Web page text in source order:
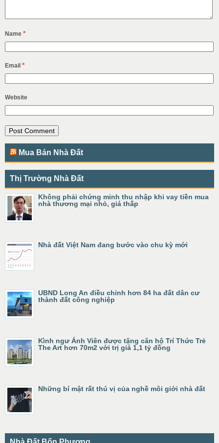
Name *
Email *
Website
Mua Bán Nhà Đất
Thị Trường Nhà Đất
Không phải chứng minh thu nhập khi vay tiền mua
nhà thương mại nhỏ, giá thấp
Nhà đất Việt Nam đang bước vào chu kỳ mới
UBND Long An điều chỉnh hơn 84 ha đất dân cư
thành đất công nghiệp
Kình ngư Ánh Viên được tặng căn hộ Trí Thức Trẻ
The Art hơn 70m2 với trị giá 1,1 tỷ đồng
Những bí mật rất thú vị của nghề môi giới nhà đất